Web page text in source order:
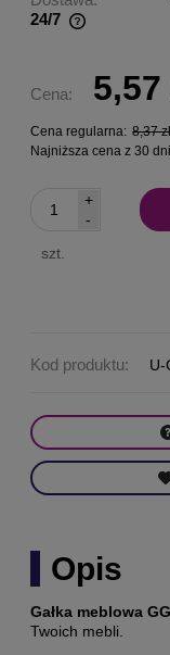
24/7
Cena: 5,57
Cena regularna: 8,37
Najniższa cena z 30
-
+
szt.
Kod produktu: U-
Opis
Gałka meblowa
Twoich mebli.